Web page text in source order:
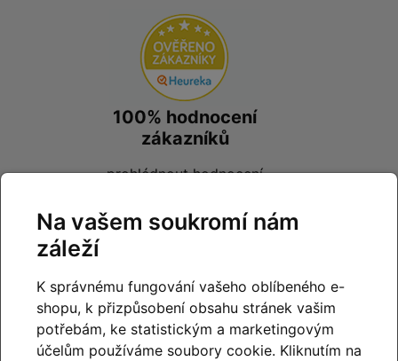
100% hodnocení
zákazníků
prohlédnout hodnocení
99% hodnocení
zákazníků
Na vašem soukromí nám
záleží
K správnému fungování vašeho oblíbeného e-
shopu, k přizpůsobení obsahu stránek vašim
potřebám, ke statistickým a marketingovým
účelům používáme soubory cookie. Kliknutím na